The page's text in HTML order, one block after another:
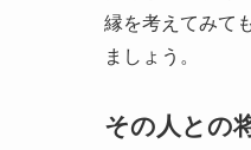
縁を考えてみて
ましょう。
その人との